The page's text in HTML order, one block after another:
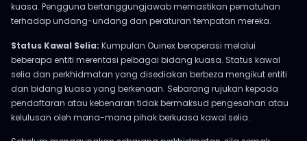
kuasa. Pengguna bertanggungjawab memastikan pematuhan
terhadap undang-undang dan peraturan tempatan mereka.
Status Kawal Selia: Kumpulan Ouinex beroperasi melalui
beberapa entiti merentasi pelbagai bidang kuasa. Status kawal
selia dan perkhidmatan yang disediakan berbeza mengikut entiti
dan bidang kuasa yang berkenaan. Sebarang rujukan kepada
pendaftaran atau kebenaran tidak bermaksud pengesahan atau
kelulusan oleh mana-mana pihak berkuasa kawal selia.